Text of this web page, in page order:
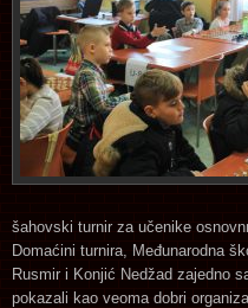
šahovski turnir za učenike
Domaćini turnira, Međunarodna
Rusmir i Konjić Nedžad zajedno
pokazali kao veoma dobri